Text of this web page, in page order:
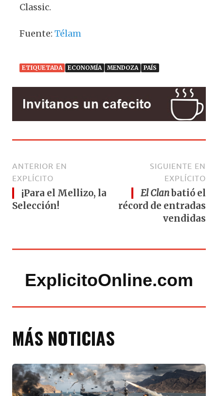
Classic.
Fuente: Télam
ETIQUETADA ECONOMÍA MENDOZA PAÍS
ANTERIOR EN
EXPLÍCITO
¡Para el Mellizo, la
Selección!
SIGUIENTE EN
EXPLÍCITO
El Clanbatió el
récord de entradas
vendidas
ExplicitoOnline.com
MÁS NOTICIAS